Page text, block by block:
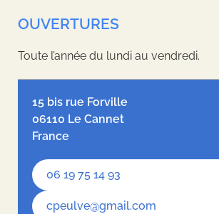
OUVERTURES
Toute l’année du lundi au vendredi.
Leaflet | © OpenStreetMapcontributors, Tiles style by
15 bis rue Forville
06110 Le Cannet
France
06 19 75 14 93
cpeulve@gmail.com